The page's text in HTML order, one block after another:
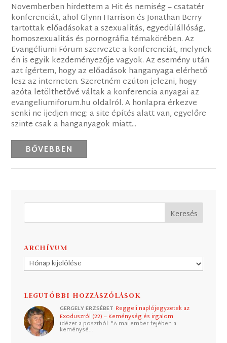
Novemberben hirdettem a Hit és nemiség – csatatér
konferenciát, ahol Glynn Harrison és Jonathan Berry
tartottak előadásokat a szexualitás, egyedülállóság,
homoszexualitás és pornográfia témakörében. Az
Evangéliumi Fórum szervezte a konferenciát, melynek
én is egyik kezdeményezője vagyok. Az esemény után
azt ígértem, hogy az előadások hanganyaga elérhető
lesz az interneten. Szeretném ezúton jelezni, hogy
azóta letölthetővé váltak a konferencia anyagai az
evangeliumiforum.hu oldalról. A honlapra érkezve
senki ne ijedjen meg: a site építés alatt van, egyelőre
szinte csak a hanganyagok miatt...
BŐVEBBEN
ARCHÍVUM
Archívum
LEGUTÓBBI HOZZÁSZÓLÁSOK
GERGELY ERZSÉBET Reggeli naplójegyzetek az
Exoduszról (22) – Keménység és irgalom
Idézet a posztból: "A mai ember fejében a
keménysé…